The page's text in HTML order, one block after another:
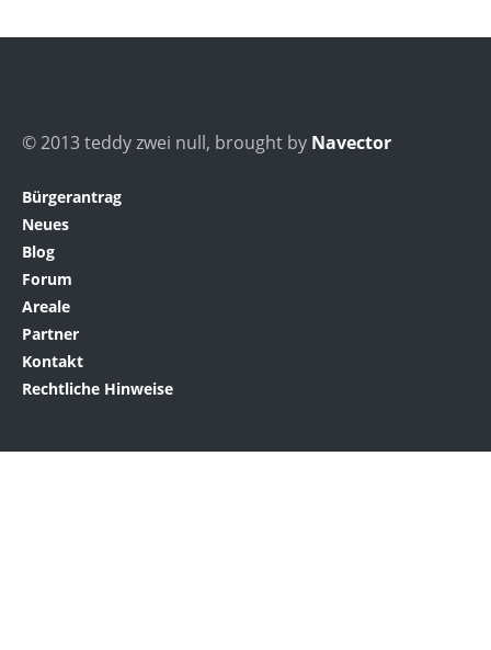
© 2013 teddy zwei null, brought by Navector
Bürgerantrag
Neues
Blog
Forum
Areale
Partner
Kontakt
Rechtliche Hinweise